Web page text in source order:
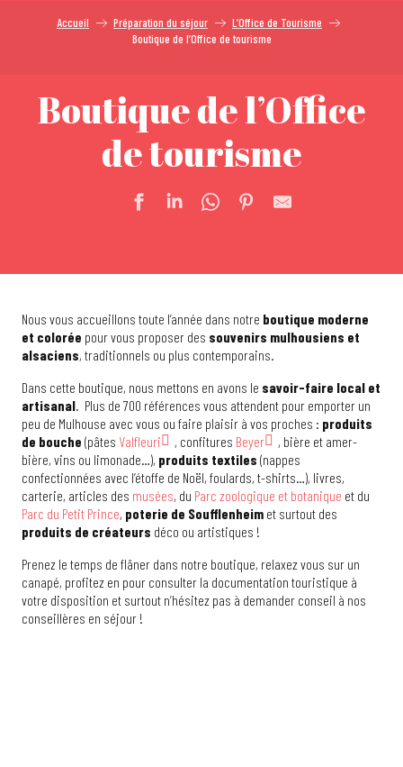
Accueil Préparation du séjour
L’Office de Tourisme
Boutique de l’Office de tourisme
Boutique de l’Office
de tourisme
Nous vous accueillons toute l’année dans notre boutique moderne
et colorée pour vous proposer des souvenirs mulhousiens et
alsaciens, traditionnels ou plus contemporains.
Dans cette boutique, nous mettons en avons le savoir-faire local et
artisanal. Plus de 700 références vous attendent pour emporter un
peu de Mulhouse avec vous ou faire plaisir à vos proches : produits
de bouche (pâtes Valfleuri , confitures Beyer
, bière et amer-
bière, vins ou limonade…), produits textiles (nappes
confectionnées avec l’étoffe de Noël, foulards, t-shirts…), livres,
carterie, articles des musées, du Parc zoologique et botanique et du
Parc du Petit Prince, poterie de Soufflenheim et surtout des
produits de créateurs déco ou artistiques !
Prenez le temps de flâner dans notre boutique, relaxez vous sur un
canapé, profitez en pour consulter la documentation touristique à
votre disposition et surtout n’hésitez pas à demander conseil à nos
conseillères en séjour !